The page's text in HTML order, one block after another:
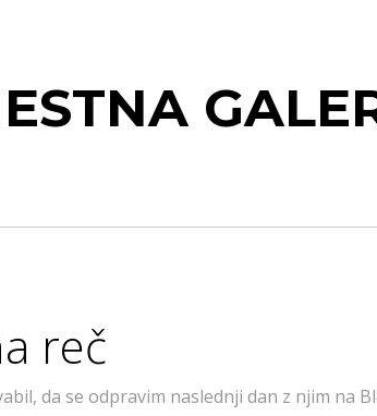
reč
da se odpravim naslednji dan z njim na